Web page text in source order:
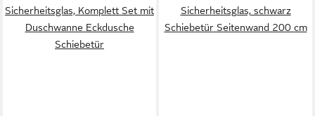
Sicherheitsglas, Komplett Set mit
Duschwanne Eckdusche
Schiebetür
Sicherheitsglas, schwarz
Schiebetür Seitenwand 200 cm